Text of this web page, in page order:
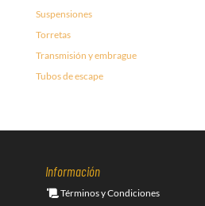
Suspensiones
Torretas
Transmisión y embrague
Tubos de escape
Información
Términos y Condiciones